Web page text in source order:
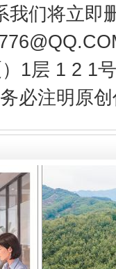
我们将立即
1层 1 2 1
必注明原
一